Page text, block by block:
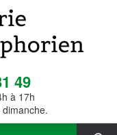
49
à 17h